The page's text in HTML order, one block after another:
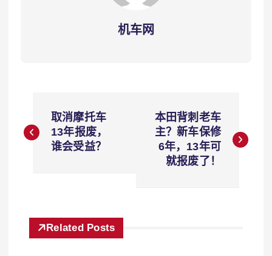
机车网
章
取消摩托车
13年报废，
谁会受益？
本田背刺老车
主？新车保修
6年，13年可
就报废了！
Related Posts